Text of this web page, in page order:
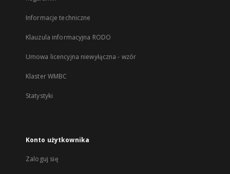
Informacje techniczne
Klauzula informacyjna RODO
Umowa licencyjna niewyłączna - wzór
Klaster WMBC
Statystyki
Konto użytkownika
Zaloguj się